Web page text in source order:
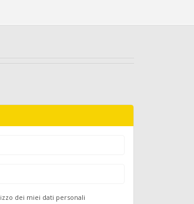
dei miei dati personali